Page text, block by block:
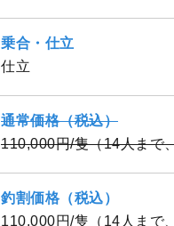
乗合・仕立
仕立
通常価格（税込）
110,000円/隻（14人まで
釣割価格（税込）
110,000円/隻（14人まで